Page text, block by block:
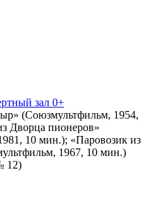
зал 0+
(Союзмультфильм, 1954,
Дворца пионеров»
10 мин.); «Паровозик из
1967, 10 мин.)
12)